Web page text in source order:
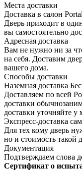
Места доставки
Доставка в салон
Дверь приходит в
вы самостоятельно
Адресная доставка
Вам не нужно ни за
на себя. Доставим
вашего дома.
Способы доставки
Наземная доставка
Доставляем по всей
доставки
доставки уточняйте у
Экспресс-доставка
Для тех кому дверь
но и стоимость
Документация
Подтверждаем слова
Сертификат о